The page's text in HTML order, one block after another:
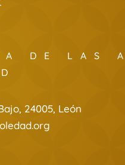
DE LAS
24005, León